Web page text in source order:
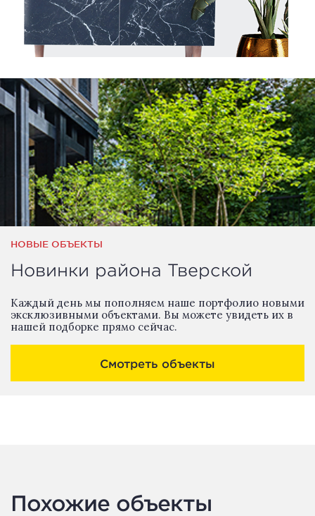
НОВЫЕ ОБЪЕКТЫ
Новинки района Тверской
Каждый день мы пополняем наше портфолио новыми
эксклюзивными объектами. Вы можете увидеть их в
нашей подборке прямо сейчас.
Смотреть объекты
Похожие объекты